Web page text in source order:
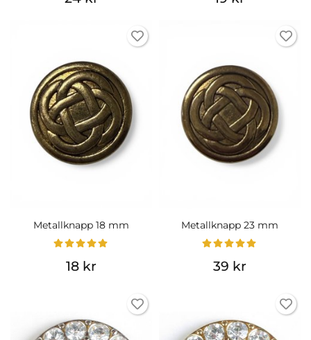
Metallknapp 18 mm
18 kr
Metallknapp 23 mm
39 kr